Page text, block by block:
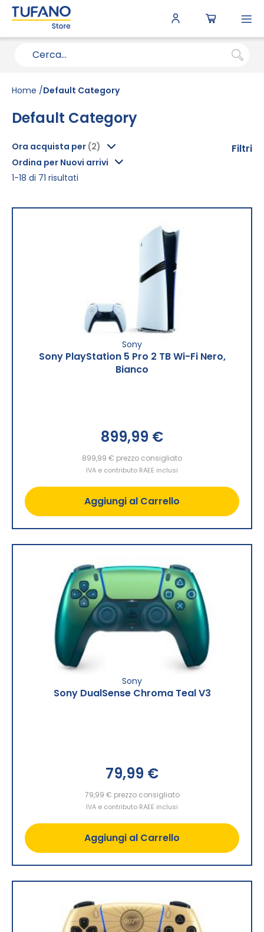
Home Default Category
Default Category
Ordina per Nuovi arrivi
1-18 di 71 risultati
Sony
Sony PlayStation 5 Pro 2 TB Wi-Fi Nero,
Bianco
899,99 €
899,99 € prezzo consigliato
IVA e contributo RAEE inclusi
Aggiungi al Carrello
Sony
Sony DualSense Chroma Teal V3
79,99 €
79,99 € prezzo consigliato
IVA e contributo RAEE inclusi
Aggiungi al Carrello
Filtri
Ora acquista per